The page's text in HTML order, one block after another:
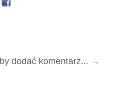
dodać komentarz... →